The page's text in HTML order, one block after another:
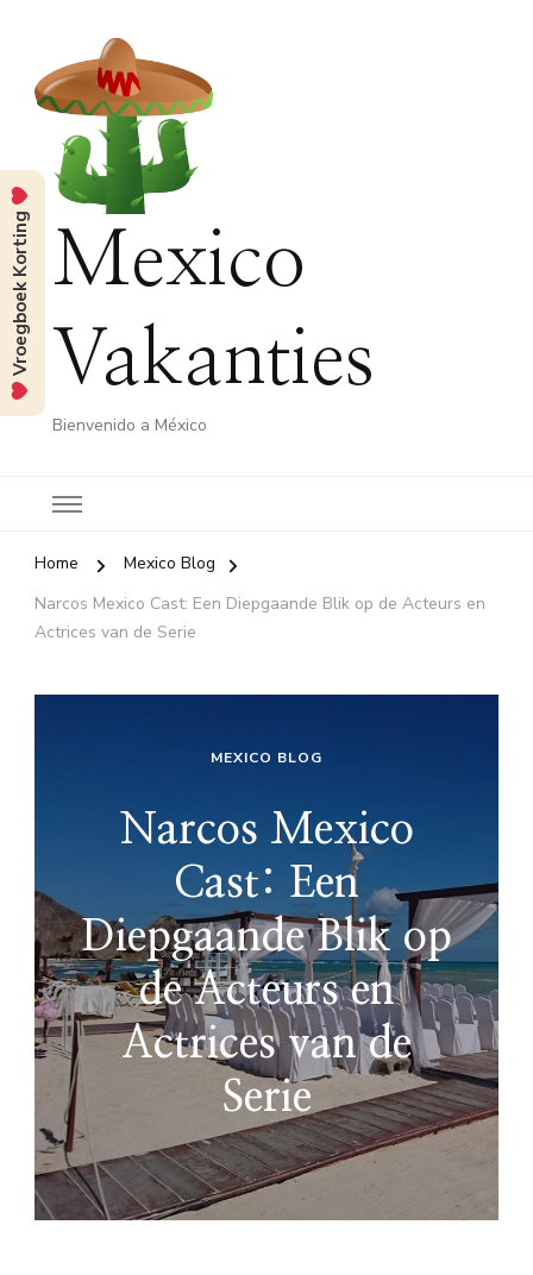
Mexico
Vakanties
Bienvenido a México
Home
Mexico Blog
Narcos Mexico Cast: Een Diepgaande Blik op de Acteurs en
Actrices van de Serie
MEXICO BLOG
Narcos Mexico
Cast: Een
Diepgaande Blik op
de Acteurs en
Actrices van de
Serie
Vroegboek Korting